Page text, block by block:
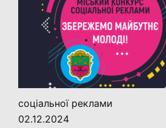
соціальної реклами
02.12.2024